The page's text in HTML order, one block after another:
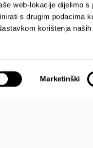
web-lokacije dijelimo s
s drugim podacima
korištenja
Marketinški
agencije
vodiči